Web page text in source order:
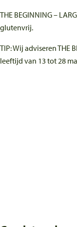
THE BEGINNING –
glutenvrij.
TIP: Wij adviseren THE
leeftijd van 13 tot 28